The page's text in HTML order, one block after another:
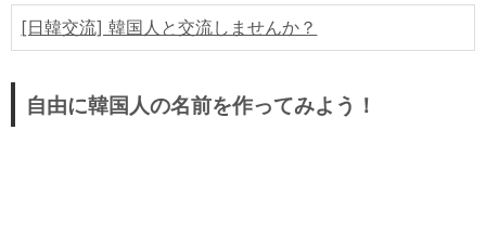
携帯電話
治安・安全
名前
国際郵便(日本→韓国)
[日韓交流] 韓国人と交流しませんか？
自由に韓国人の名前を作ってみよう！